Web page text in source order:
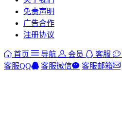
免责声明
广告合作
注册协议
首页 导航 会员 客服
客服QQ
客服微信 客服邮箱